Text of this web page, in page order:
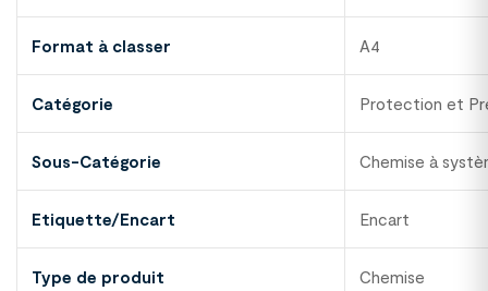
Format à classer A4
Catégorie Protection et
Sous-Catégorie Chemise à
Etiquette/Encart Encart
Type de produit Chemise